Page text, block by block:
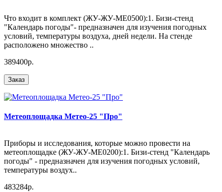
Что входит в комплект (ЖУ-ЖУ-МЕ0500):1. Бизи-стенд
"Календарь погоды"- предназначен для изучения погодных
условий, температуры воздуха, дней недели. На стенде
расположено множество ..
389400р.
Заказ
Метеоплощадка Метео-25 "Про"
Приборы и исследования, которые можно провести на
метеоплощадке (ЖУ-ЖУ-МЕ0200):1. Бизи-стенд "Календарь
погоды" - предназначен для изучения погодных условий,
температуры воздух..
483284р.